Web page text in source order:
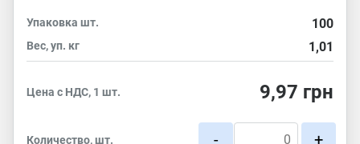
Упаковка шт. 100
Вес, уп. кг 1,01
Цена с НДС, 1 шт. 9,97 грн
Количество, шт. - +